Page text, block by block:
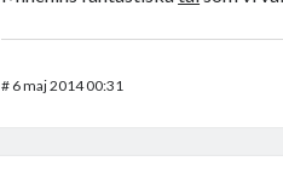
# 6 maj 2014 00:31